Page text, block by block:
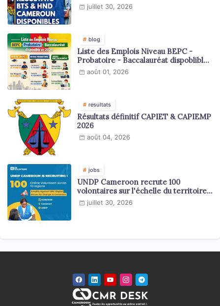
juillet 30, 2026
blog
Liste des Emplois Niveau BEPC -
Probatoire - Baccalauréat dispoblible
en 2026
août 01, 2026
resultats
Résultats définitif CAPIET & CAPIEMP
2026
août 04, 2026
jobs
UNDP Cameroon recrute 100
volontaires sur l'échelle du territoire
national
juillet 30, 2026